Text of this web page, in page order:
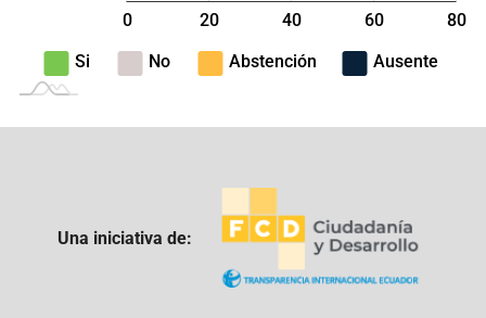
L
-40
-20
0 20 40 60 80
100
Si
No Abstención Ausente
Una iniciativa de: